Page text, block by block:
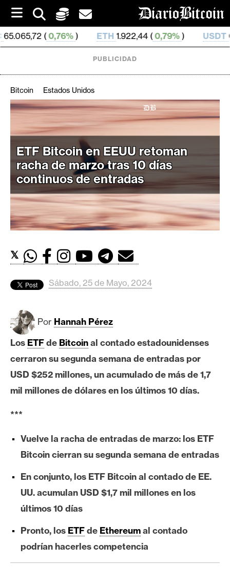
i
p
t
o
) ETH1.922,44 (0,79%) USDT0,999 306 (
C
r
p
t
o
M
e
r
c
d
s
B
t
c
o
n
t
h
r
e
u
PUBLICIDAD
Bitcoin Estados Unidos
ETF Bitcoin en EEUU retoman
racha de marzo tras 10 días
continuos de entradas
𝕏
Sábado, 25 de Mayo, 2024
Por Hannah Pérez
Los ETFde Bitcoinal contado estadounidenses
cerraron su segunda semana de entradas por
USD $252 millones, un acumulado de más de 1,7
mil millones de dólares en los últimos 10 días.
***
Vuelve la racha de entradas de marzo: los ETF
Bitcoin cierran su segunda semana de entradas
En conjunto, los ETF Bitcoin al contado de EE.
UU. acumulan USD $1,7 mil millones en los
últimos 10 días
Pronto, los ETFde Ethereumal contado
podrían hacerles competencia